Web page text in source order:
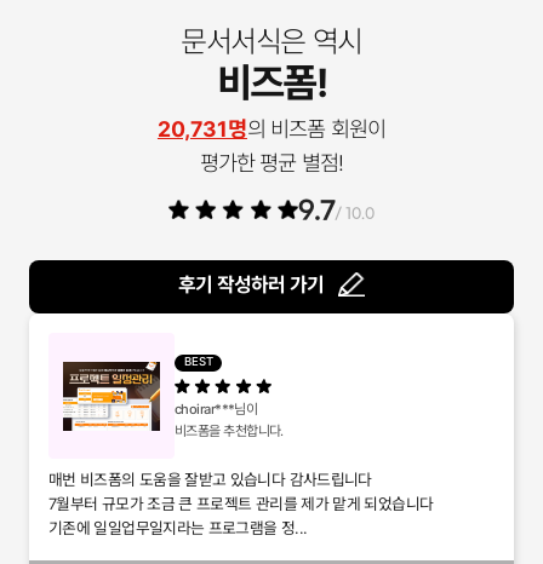
문서서식은 역시
비즈폼!
20,731명의 비즈폼 회원이
평가한 평균 별점!
9.7/ 10.0
후기 작성하러 가기
BEST
choirar***님이
비즈폼을 추천합니다.
매번 비즈폼의 도움을 잘받고 있습니다 감사드립니다
7월부터 규모가 조금 큰 프로젝트 관리를 제가 맡게 되었습니다
기존에 일일업무일지라는 프로그램을 정...